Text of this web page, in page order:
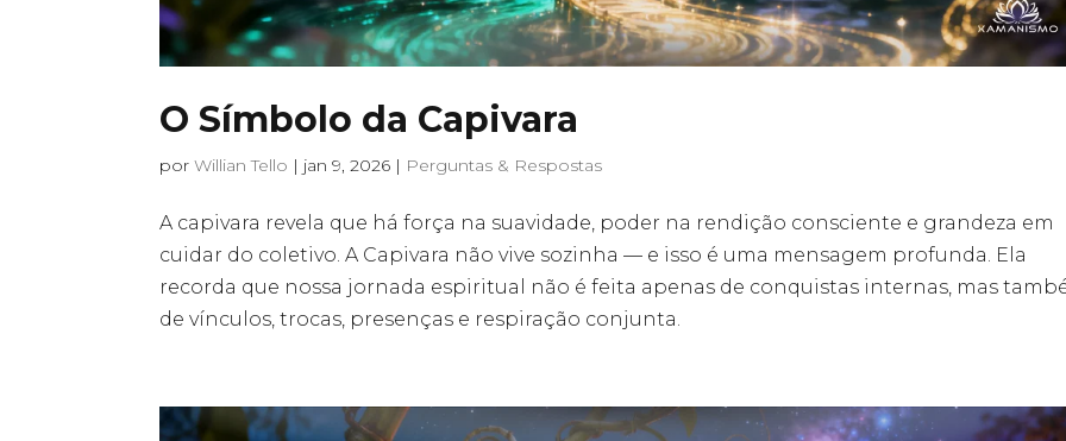
O Símbolo da Capivara
porWillian Tello | jan 9, 2026 | Perguntas & Respostas
A capivara revela que há força na suavidade, poder na rendição consciente e grandeza em
cuidar do coletivo. A Capivara não vive sozinha — e isso é uma mensagem profunda. Ela
recorda que nossa jornada espiritual não é feita apenas de conquistas internas, mas
de vínculos, trocas, presenças e respiração conjunta.